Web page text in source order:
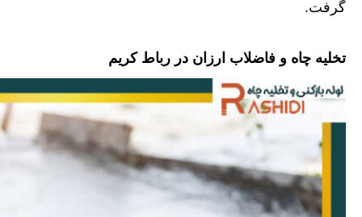
گرفت.
تخلیه چاه و فاضلاب ارزان در رباط کریم